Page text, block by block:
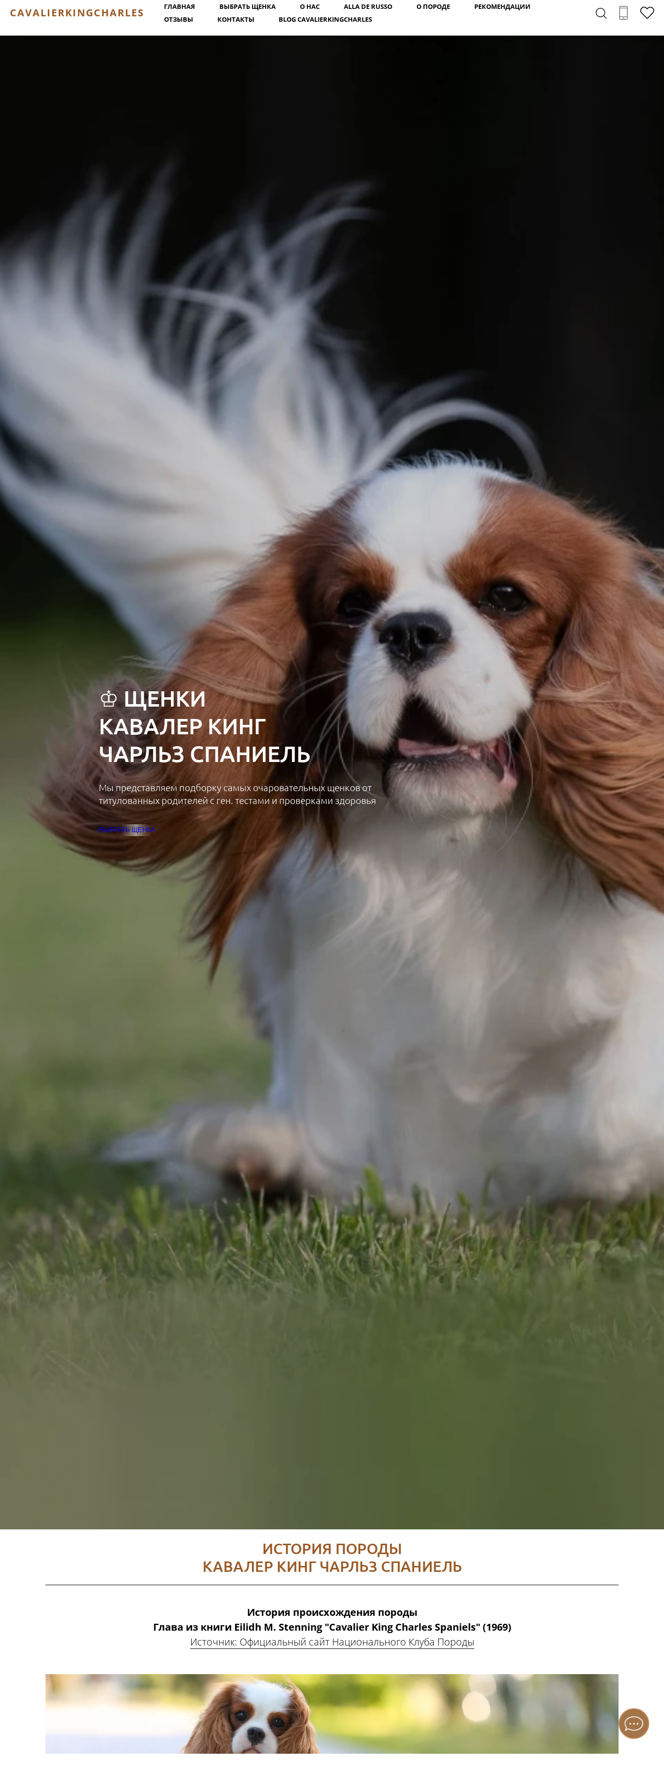
CAVALIERKINGCHARLES ГЛАВНАЯ ВЫБРАТЬ ЩЕНКА О НАС ALLA DE RUSSO О ПОРОДЕ
РЕКОМЕНДАЦИИ
ОТЗЫВЫ
КОНТАКТЫ BLOG СAVALIERKINGCHARLES
♔ ЩЕНКИ
КАВАЛЕР КИНГ
ЧАРЛЬЗ СПАНИЕЛЬ
Мы представляем подборку самых очаровательных щенков от
титулованных родителей с ген. тестами и проверками здоровья
ВЫБРАТЬ ЩЕНКА
ИСТОРИЯ ПОРОДЫ
КАВАЛЕР КИНГ ЧАРЛЬЗ СПАНИЕЛЬ
История происхождения породы
Глава из книги Eilidh M. Stenning "Cavalier King Charles Spaniels" (1969)
Источник: Официальный сайт Национального Клуба Породы